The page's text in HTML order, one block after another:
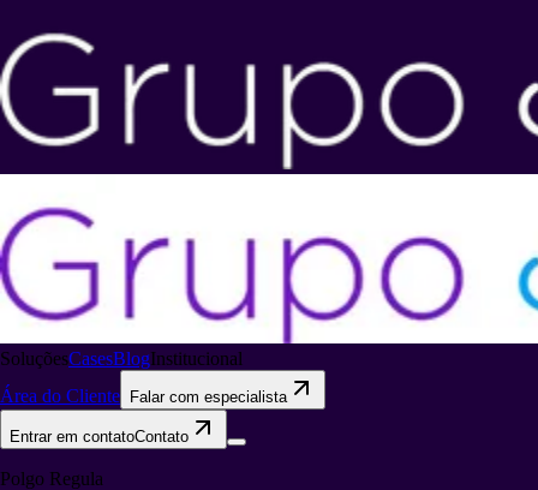
SoluçõesCasesBlogInstitucional
Área do Cliente
Falar com especialista
Entrar em contatoContato
Polgo Regula